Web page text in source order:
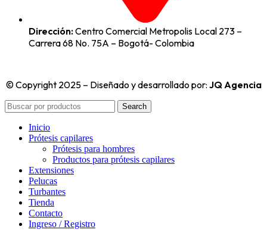
Dirección:Centro Comercial Metropolis Local 273 –
Carrera 68 No. 75A – Bogotá- Colombia
© Copyright 2025 – Diseñado y desarrollado por: JQ Agencia
Search
Inicio
Prótesis capilares
Prótesis para hombres
Productos para prótesis capilares
Extensiones
Pelucas
Turbantes
Tienda
Contacto
Ingreso / Registro